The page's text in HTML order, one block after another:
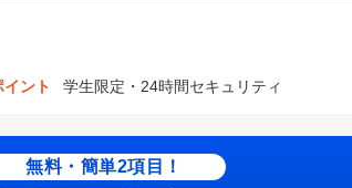
ント 学生限定・24時間セキュリティ
無料・簡単2項目！